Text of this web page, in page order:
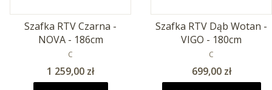
Szafka RTV Czarna -
NOVA - 186cm
PRODUCENT
C
Cena
1 259,00 zł
Szafka RTV Dąb Wotan -
VIGO - 180cm
PRODUCENT
C
Cena
699,00 zł